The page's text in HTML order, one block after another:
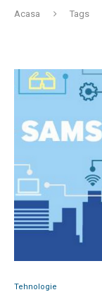
Acasa Tags
Tehnologie